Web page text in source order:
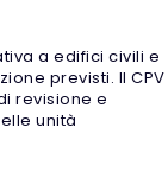
a edifici civili e
previsti. Il CPV
revisione e
unità